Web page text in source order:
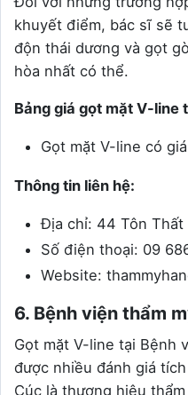
khuyết điểm, bác sĩ sẽ
độn thái dương và gọt
hòa nhất có thể.
Bảng giá gọt mặt V-line
Gọt mặt V-line có
Thông tin liên hệ:
Địa chỉ: 44 Tôn Thất
Số điện thoại: 09
Website:
6. Bệnh viện thẩm
Gọt mặt V-line tại Bệnh
được nhiều đánh giá
Cúc là thương hiệu